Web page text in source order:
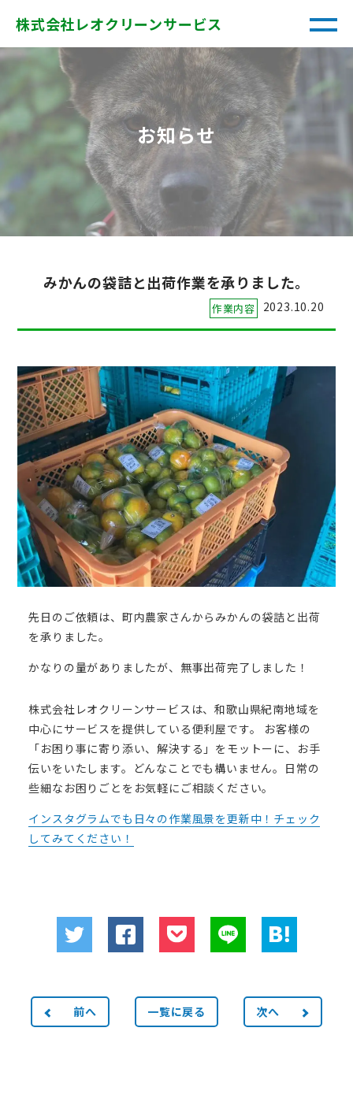
株式会社レオクリーンサービス
お知らせ
みかんの袋詰と出荷作業を承りました。
作業内容 2023.10.20
先日のご依頼は、町内農家さんからみかんの袋詰と出荷
を承りました。
かなりの量がありましたが、無事出荷完了しました！
株式会社レオクリーンサービスは、和歌山県紀南地域を
中心にサービスを提供している便利屋です。 お客様の
「お困り事に寄り添い、解決する」をモットーに、お手
伝いをいたします。どんなことでも構いません。日常の
些細なお困りごとをお気軽にご相談ください。
インスタグラムでも日々の作業風景を更新中！チェック
してみてください！
前へ 一覧に戻る 次へ